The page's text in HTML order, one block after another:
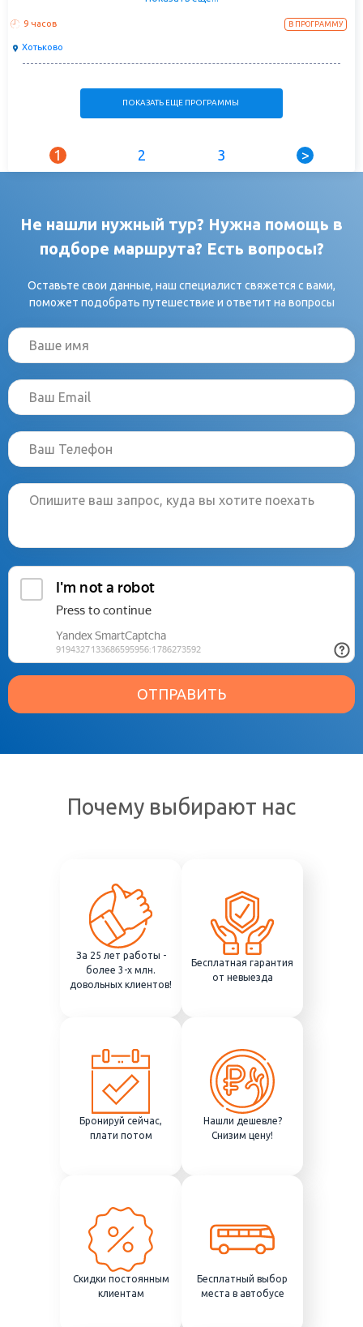
верблюдами и яками, катанием на собачьих упряжках, а также русский
С посещением Хотьковского монастыря на родных землях великого
9 часов В ПРОГРАММУ
Хотьково
ПОКАЗАТЬ ЕЩЕ ПРОГРАММЫ
1 2 3 >
Не нашли нужный тур? Нужна помощь в
подборе маршрута? Есть вопросы?
Оставьте свои данные, наш специалист свяжется с вами,
поможет подобрать путешествие и ответит на вопросы
ОТПРАВИТЬ
Почему выбирают нас
За 25 лет работы -
более 3-х млн.
довольных клиентов!
Бесплатная гарантия
от невыезда
Бронируй сейчас,
плати потом
Нашли дешевле?
Снизим цену!
Скидки постоянным
клиентам
Бесплатный выбор
места в автобусе